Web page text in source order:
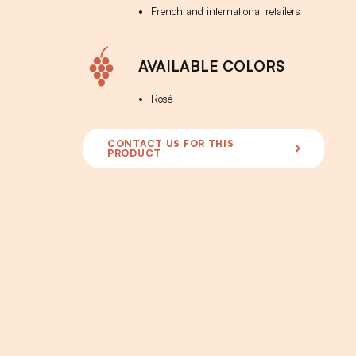
French and international retailers
AVAILABLE COLORS
Rosé
CONTACT US FOR THIS
PRODUCT